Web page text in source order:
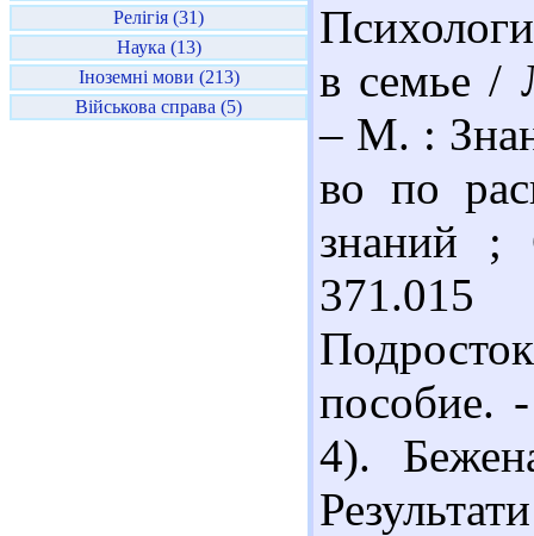
Релігія (31)
Наука (13)
Іноземні мови (213)
Військова справа (5)
в семье /
– М. :
во по
знаний
пособие.
4).